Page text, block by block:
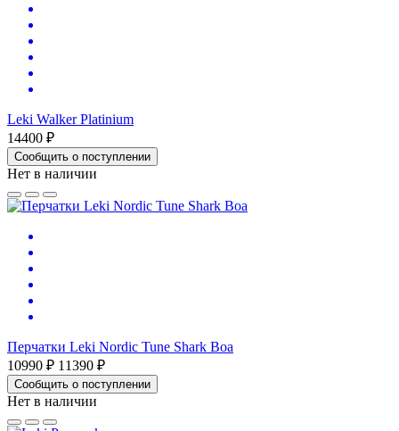
Leki Walker Platinium
14400 ₽
Сообщить о поступлении
Нет в наличии
Перчатки Leki Nordic Tune Shark Boa
10990 ₽ 11390 ₽
Сообщить о поступлении
Нет в наличии